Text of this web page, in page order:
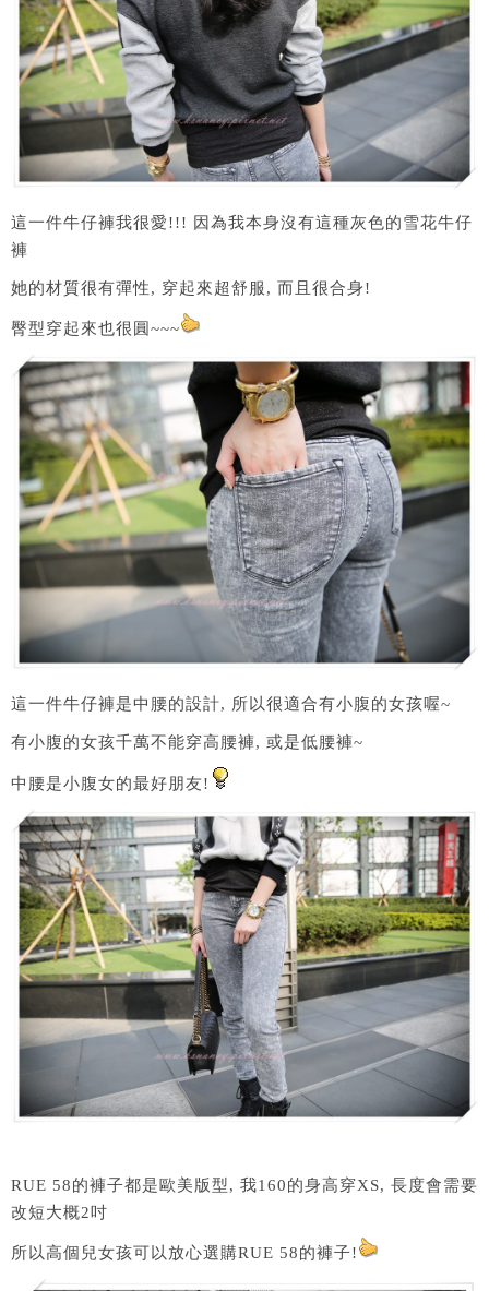
這一件牛仔褲我很愛!!! 因為我本身沒有這種灰色的雪花牛仔
褲
她的材質很有彈性, 穿起來超舒服, 而且很合身!
臀型穿起來也很圓~~~
這一件牛仔褲是中腰的設計, 所以很適合有小腹的女孩喔~
有小腹的女孩千萬不能穿高腰褲, 或是低腰褲~
中腰是小腹女的最好朋友!
RUE 58的褲子都是歐美版型, 我160的身高穿XS, 長度會需要
改短大概2吋
所以高個兒女孩可以放心選購RUE 58的褲子!